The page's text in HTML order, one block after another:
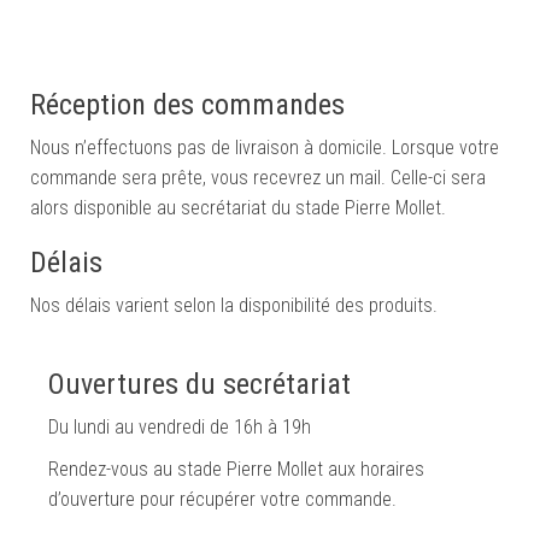
Réception des commandes
Nous n’effectuons pas de livraison à domicile. Lorsque votre
commande sera prête, vous recevrez un mail. Celle-ci sera
alors disponible au secrétariat du stade Pierre Mollet.
Délais
Nos délais varient selon la disponibilité des produits.
Ouvertures du secrétariat
Du lundi au vendredi de 16h à 19h
Rendez-vous au stade Pierre Mollet aux horaires
d’ouverture pour récupérer votre commande.